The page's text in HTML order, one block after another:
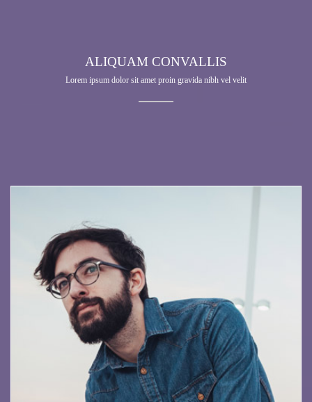
ALIQUAM CONVALLIS
Lorem ipsum dolor sit amet proin gravida nibh vel velit